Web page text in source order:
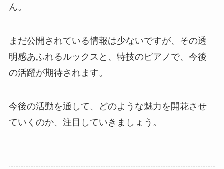
ん。
まだ公開されている情報は少ないですが、その透
明感あふれるルックスと、特技のピアノで、今後
の活躍が期待されます。
今後の活動を通して、どのような魅力を開花させ
ていくのか、注目していきましょう。